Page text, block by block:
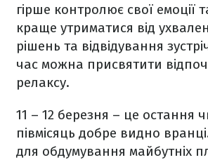
гірше контролює свої емоції
краще утриматися від
рішень та відвідування
час можна присвятити
релаксу.
11 – 12 березня – це остання
півмісяць добре видно
для обдумування майбутніх